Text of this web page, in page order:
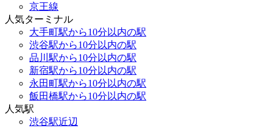
京王線
人気ターミナル
大手町駅から10分以内の駅
渋谷駅から10分以内の駅
品川駅から10分以内の駅
新宿駅から10分以内の駅
永田町駅から10分以内の駅
飯田橋駅から10分以内の駅
人気駅
渋谷駅近辺